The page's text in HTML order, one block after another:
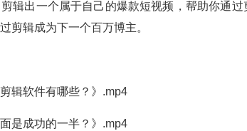
辑出一个属于自己的爆款短视频，帮助你通
剪辑成为下一个百万博主。
辑软件有哪些？》.mp4
是成功的一半？》.mp4